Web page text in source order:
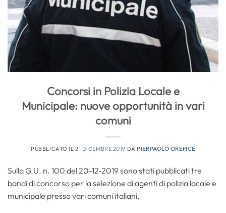
Concorsi in Polizia Locale e
Municipale: nuove opportunità in vari
comuni
PUBBLICATO IL21 DICEMBRE 2019 DA PIERPAOLO OREFICE
Sulla G.U. n. 100 del 20-12-2019 sono stati pubblicati tre
bandi di concorso per la selezione di agenti di polizia locale e
municipale presso vari comuni italiani.